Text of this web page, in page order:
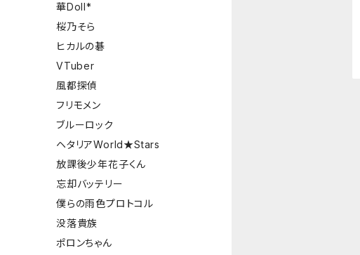
華Doll*
桜乃そら
ヒカルの碁
VTuber
風都探偵
フリモメン
ブルーロック
ヘタリアWorld★Stars
放課後少年花子くん
忘却バッテリー
僕らの雨色プロトコル
没落貴族
ポロンちゃん